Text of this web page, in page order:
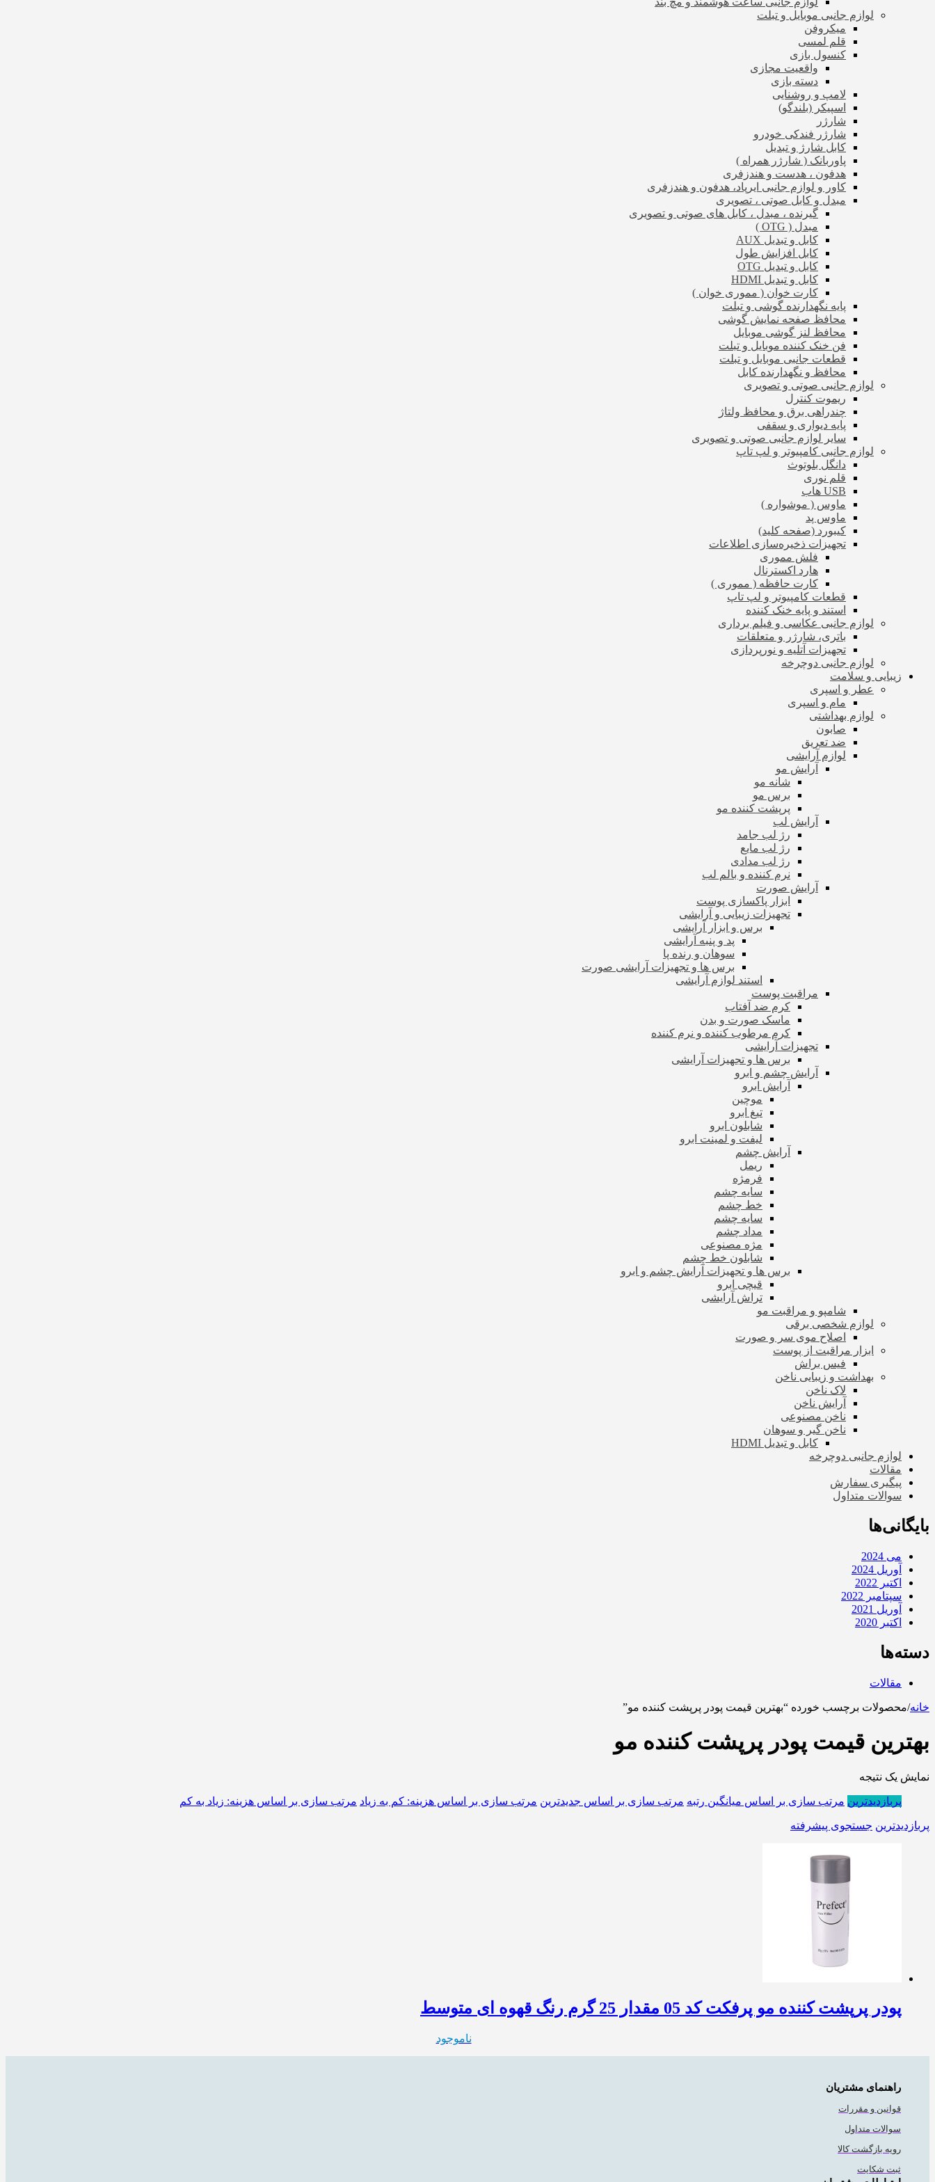
لوازم جانبی موبایل و تبلت
میکروفن
قلم لمسی
کنسول بازی
واقعیت مجازی
دسته بازی
لامپ و روشنایی
اسپیکر (بلندگو)
شارژر
شارژر فندکی خودرو
کابل شارژ و تبدیل
پاوربانک ( شارژر همراه )
هدفون ، هدست و هندزفری
کاور و لوازم جانبی ایرپاد، هدفون و هندزفری
مبدل و کابل صوتی ، تصویری
گیرنده ، مبدل ، کابل های صوتی و تصویری
مبدل ( OTG )
کابل و تبدیل AUX
کابل افزایش طول
کابل و تبدیل OTG
کابل و تبدیل HDMI
کارت خوان ( مموری خوان )
پایه نگهدارنده گوشی و تبلت
محافظ صفحه نمایش گوشی
محافظ لنز گوشی موبایل
فن خنک کننده موبایل و تبلت
قطعات جانبی موبایل و تبلت
محافظ و نگهدارنده کابل
لوازم جانبی صوتی و تصویری
ریموت کنترل
چندراهی برق و محافظ ولتاژ
پایه دیواری و سقفی
سایر لوازم جانبی صوتی و تصویری
لوازم جانبی کامپیوتر و لپ تاپ
دانگل بلوتوث
قلم نوری
USB هاب
ماوس ( موشواره )
ماوس پد
کیبورد (صفحه کلید)
تجهیزات ذخیره‌سازی اطلاعات
فلش مموری
هارد اکسترنال
کارت حافظه ( مموری )
قطعات کامپیوتر و لپ تاپ
استند و پایه خنک کننده
لوازم جانبی عکاسی و فیلم برداری
باتری، شارژر و متعلقات
تجهیزات آتلیه و نورپردازی
لوازم جانبی دوچرخه
زیبایی و سلامت
عطر و اسپری
مام و اسپری
لوازم بهداشتی
صابون
ضد تعریق
لوازم آرایشی
آرایش مو
شانه مو
برس مو
پرپشت کننده مو
آرایش لب
رژ لب جامد
رژ لب مایع
رژ لب مدادی
نرم کننده و بالم لب
آرایش صورت
ابزار پاکسازی پوست
تجهیزات زیبایی و آرایشی
برس و ابزار آرایشی
پد و پنبه آرایشی
سوهان و رنده پا
برس ها و تجهیزات آرایشی صورت
استند لوازم آرایشی
مراقبت پوست
کرم ضد آفتاب
ماسک صورت و بدن
کرم مرطوب کننده و نرم کننده
تجهیزات آرایشی
برس ها و تجهیزات آرایشی
آرایش چشم و ابرو
آرایش ابرو
موچین
تیغ ابرو
شابلون ابرو
لیفت و لمینت ابرو
آرایش چشم
ریمل
فرمژه
سایه چشم
خط چشم
سایه چشم
مداد چشم
مژه مصنوعی
شابلون خط چشم
برس ها و تجهیزات آرایش چشم و ابرو
قیچی ابرو
تراش آرایشی
شامپو و مراقبت مو
لوازم شخصی برقی
اصلاح موی سر و صورت
ابزار مراقبت از پوست
فیس براش
بهداشت و زیبایی ناخن
لاک ناخن
آرایش ناخن
ناخن مصنوعی
ناخن گیر و سوهان
کابل و تبدیل HDMI
لوازم جانبی دوچرخه
مقالات
پیگیری سفارش
سوالات متداول
بایگانی‌ها
می 2024
آوریل 2024
اکتبر 2022
سپتامبر 2022
آوریل 2021
اکتبر 2020
دسته‌ها
مقالات
خانه/محصولات برچسب خورده “بهترین قیمت پودر پرپشت کننده مو”
بهترین قیمت پودر پرپشت کننده مو
نمایش یک نتیجه
پربازدیدترین مرتب سازی بر اساس میانگین رتبه مرتب سازی بر اساس جدیدترین مرتب سازی بر اساس هزینه: کم به زیاد مرتب سازی بر اساس هزینه: زیاد به کم
پربازدیدترین جستجوی پیشرفته
پودر پرپشت کننده مو پرفکت کد 05 مقدار 25 گرم رنگ قهوه ای متوسط
ناموجود
راهنمای مشتریان
قوانین و مقررات
سوالات متداول
رویه بازگشت کالا
ثبت شکایت